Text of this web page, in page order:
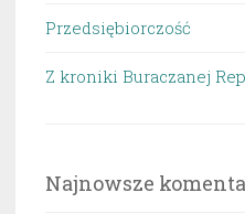
Przedsiębiorczość
Z kroniki Buraczanej
Najnowsze